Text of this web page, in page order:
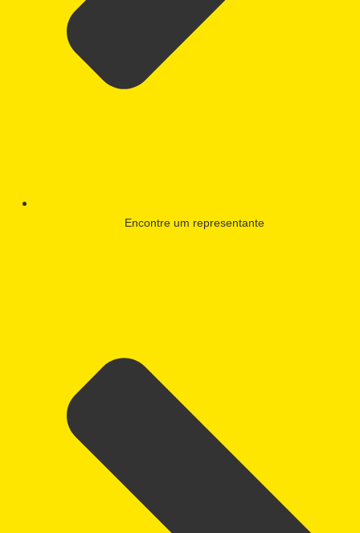
Encontre um representante